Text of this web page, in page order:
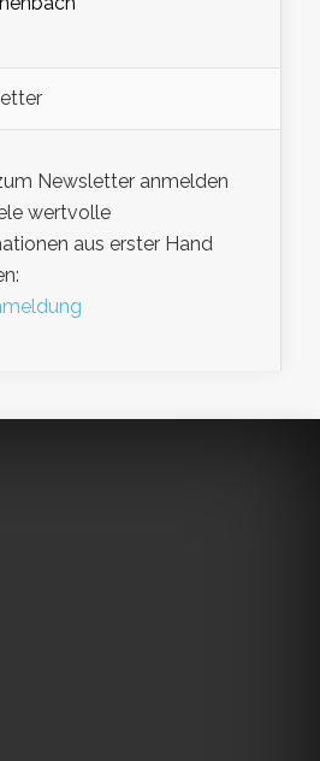
Newsletter anmelden
wertvolle
aus erster Hand